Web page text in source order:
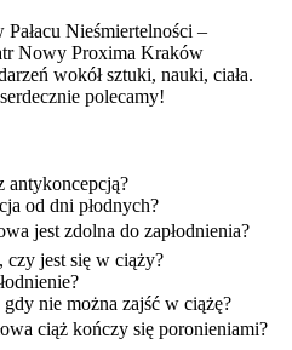
Nieśmiertelności –
Nowy Proxima Kraków
wokół sztuki, nauki, ciała.
polecamy!
antykoncepcją?
od dni płodnych?
jest zdolna do zapłodnienia?
czy jest się w ciąży?
gdy nie można zajść w ciążę?
ciąż kończy się poronieniami?